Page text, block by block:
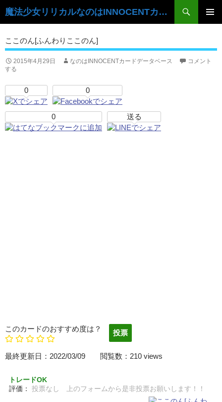
魔法少女リリカルなのはINNOCENTカードデータベース
検
索
イ
ン
テ
ン
ツ
へ
ッ
プ
ここのん[ふんわりここのん]
2015年4月29日 なのはINNOCENTカードデータベース
コメント
する
0 0
0 送る
このカードのおすすめ度は？
最終更新日：2022/03/09 閲覧数：210 views
トレードOK
評価：
投票なし 上のフォームから是非投票お願いします！！